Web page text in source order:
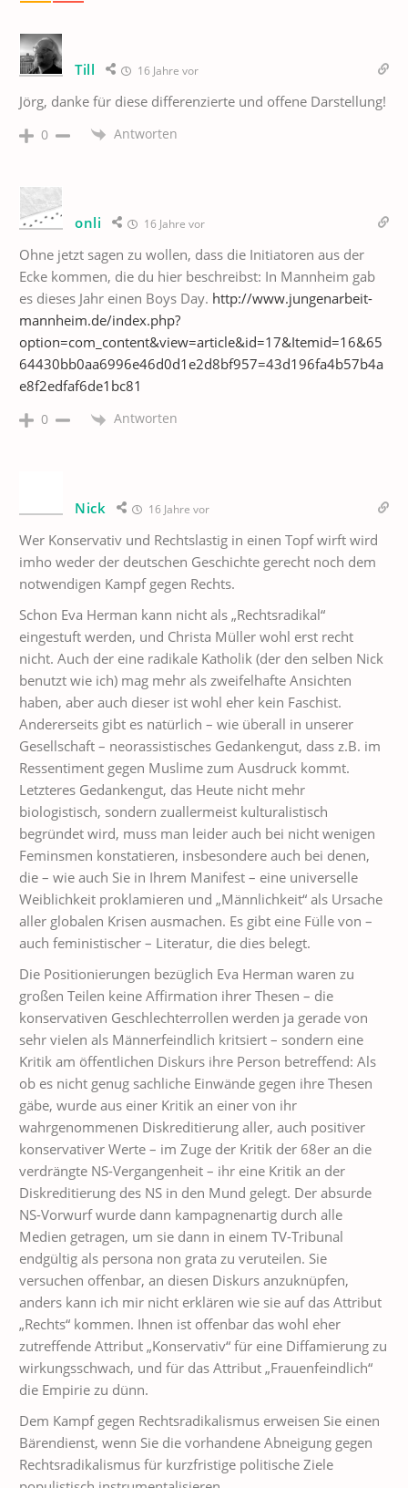
Till 16 Jahre vor
Jörg, danke für diese differenzierte und offene Darstellung!
0 Antworten
onli 16 Jahre vor
Ohne jetzt sagen zu wollen, dass die Initiatoren aus der
Ecke kommen, die du hier beschreibst: In Mannheim gab
es dieses Jahr einen Boys Day. http://www.jungenarbeit-
mannheim.de/index.php?
option=com_content&view=article&id=17&Itemid=16&65
64430bb0aa6996e46d0d1e2d8bf957=43d196fa4b57b4a
e8f2edfaf6de1bc81
0 Antworten
Nick 16 Jahre vor
Wer Konservativ und Rechtslastig in einen Topf wirft wird
imho weder der deutschen Geschichte gerecht noch dem
notwendigen Kampf gegen Rechts.
Schon Eva Herman kann nicht als „Rechtsradikal“
eingestuft werden, und Christa Müller wohl erst recht
nicht. Auch der eine radikale Katholik (der den selben Nick
benutzt wie ich) mag mehr als zweifelhafte Ansichten
haben, aber auch dieser ist wohl eher kein Faschist.
Andererseits gibt es natürlich – wie überall in unserer
Gesellschaft – neorassistisches Gedankengut, dass z.B. im
Ressentiment gegen Muslime zum Ausdruck kommt.
Letzteres Gedankengut, das Heute nicht mehr
biologistisch, sondern zuallermeist kulturalistisch
begründet wird, muss man leider auch bei nicht wenigen
Feminsmen konstatieren, insbesondere auch bei denen,
die – wie auch Sie in Ihrem Manifest – eine universelle
Weiblichkeit proklamieren und „Männlichkeit“ als Ursache
aller globalen Krisen ausmachen. Es gibt eine Fülle von –
auch feministischer – Literatur, die dies belegt.
Die Positionierungen bezüglich Eva Herman waren zu
großen Teilen keine Affirmation ihrer Thesen – die
konservativen Geschlechterrollen werden ja gerade von
sehr vielen als Männerfeindlich kritsiert – sondern eine
Kritik am öffentlichen Diskurs ihre Person betreffend: Als
ob es nicht genug sachliche Einwände gegen ihre Thesen
gäbe, wurde aus einer Kritik an einer von ihr
wahrgenommenen Diskreditierung aller, auch positiver
konservativer Werte – im Zuge der Kritik der 68er an die
verdrängte NS-Vergangenheit – ihr eine Kritik an der
Diskreditierung des NS in den Mund gelegt. Der absurde
NS-Vorwurf wurde dann kampagnenartig durch alle
Medien getragen, um sie dann in einem TV-Tribunal
endgültig als persona non grata zu veruteilen. Sie
versuchen offenbar, an diesen Diskurs anzuknüpfen,
anders kann ich mir nicht erklären wie sie auf das Attribut
„Rechts“ kommen. Ihnen ist offenbar das wohl eher
zutreffende Attribut „Konservativ“ für eine Diffamierung zu
wirkungsschwach, und für das Attribut „Frauenfeindlich“
die Empirie zu dünn.
Dem Kampf gegen Rechtsradikalismus erweisen Sie einen
Bärendienst, wenn Sie die vorhandene Abneigung gegen
Rechtsradikalismus für kurzfristige politische Ziele